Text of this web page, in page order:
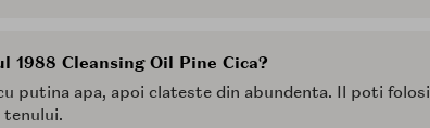
1988 Cleansing Oil Pine Cica?
putina apa, apoi clateste din abundenta. Il poti folosi